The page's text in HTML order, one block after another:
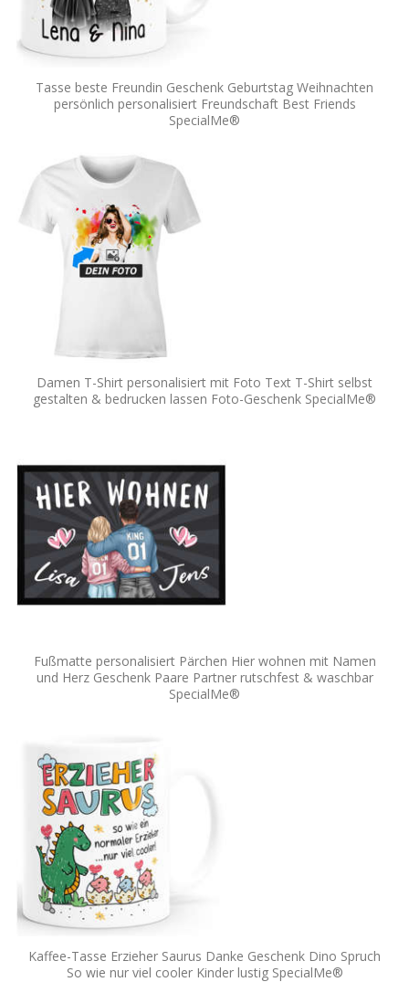
Tasse beste Freundin Geschenk Geburtstag Weihnachten
persönlich personalisiert Freundschaft Best Friends
SpecialMe®
Damen T-Shirt personalisiert mit Foto Text T-Shirt selbst
gestalten & bedrucken lassen Foto-Geschenk SpecialMe®
Fußmatte personalisiert Pärchen Hier wohnen mit Namen
und Herz Geschenk Paare Partner rutschfest & waschbar
SpecialMe®
Kaffee-Tasse Erzieher Saurus Danke Geschenk Dino Spruch
So wie nur viel cooler Kinder lustig SpecialMe®